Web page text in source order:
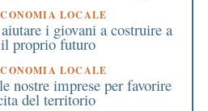
LOCALE
i giovani a costruire a
il proprio futuro
LOCALE
nostre imprese per favorire
del territorio